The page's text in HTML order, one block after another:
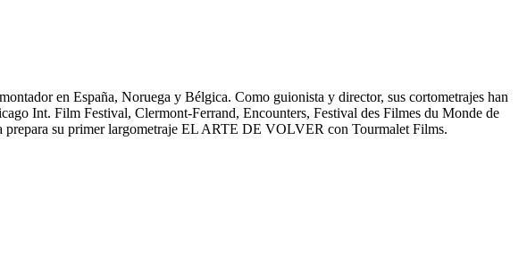
en España, Noruega y Bélgica. Como guionista y director, sus cortometrajes han
Int. Film Festival, Clermont-Ferrand, Encounters, Festival des Filmes du Monde de
su primer largometraje EL ARTE DE VOLVER con Tourmalet Films.